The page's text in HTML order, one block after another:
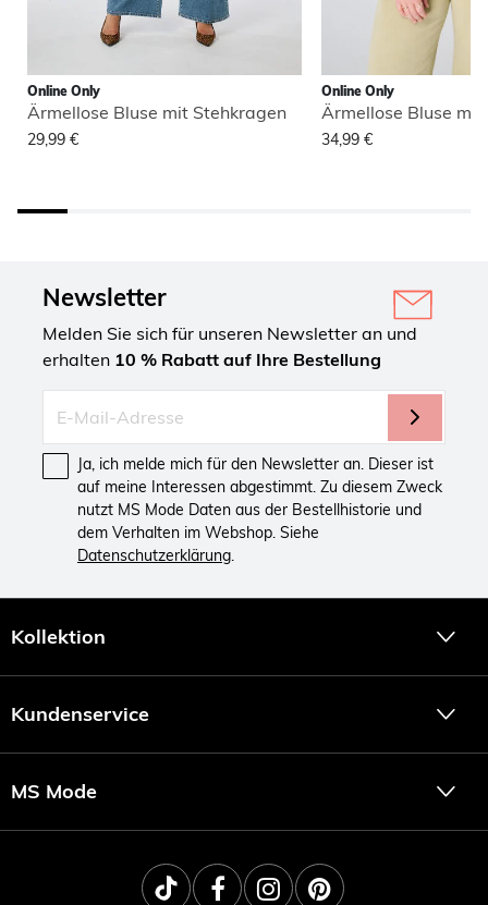
Online Only
Ärmellose Bluse mit Stehkragen
29,99 €
Online Only
Ärmellose Bluse
34,99 €
Newsletter
Melden Sie sich für unseren Newsletter an und
erhalten 10 % Rabatt auf Ihre Bestellung
Ja, ich melde mich für den Newsletter an. Dieser ist
auf meine Interessen abgestimmt. Zu diesem Zweck
nutzt MS Mode Daten aus der Bestellhistorie und
dem Verhalten im Webshop. Siehe
Datenschutzerklärung.
Kollektion
Kundenservice
MS Mode